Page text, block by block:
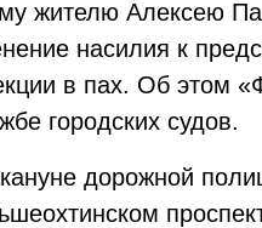
жителю Алексею
насилия к
в пах. Об этом
городских судов.
дорожной